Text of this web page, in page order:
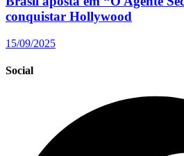
conquistar Hollywood
15/09/2025
Social